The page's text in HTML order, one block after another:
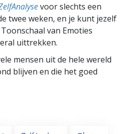
voor slechts een
twee weken, en je kunt jezelf
van Emoties
uittrekken.
mensen uit de hele wereld
blijven en die het goed